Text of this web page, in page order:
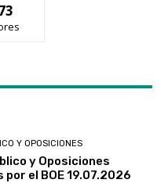
Y OPOSICIONES
y Oposiciones
el BOE 19.07.2026